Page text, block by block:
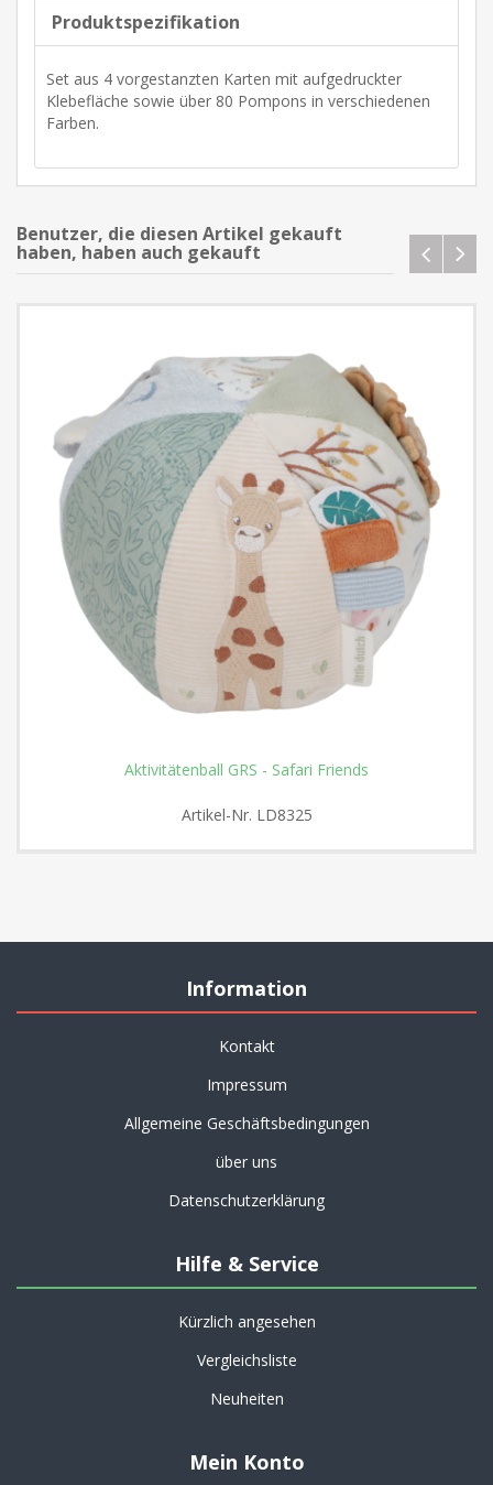
Produktspezifikation
Set aus 4 vorgestanzten Karten mit aufgedruckter
Klebefläche sowie über 80 Pompons in verschiedenen
Farben.
Benutzer, die diesen Artikel gekauft
haben, haben auch gekauft
Aktivitätenball GRS - Safari Friends
Artikel-Nr. LD8325
Information
Kontakt
Impressum
Allgemeine Geschäftsbedingungen
über uns
Datenschutzerklärung
Hilfe & Service
Kürzlich angesehen
Vergleichsliste
Neuheiten
Mein Konto